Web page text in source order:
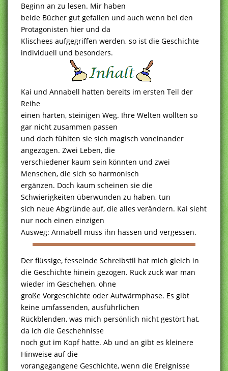
Beginn an zu lesen. Mir haben
beide Bücher gut gefallen und auch wenn bei den
Protagonisten hier und da
Klischees aufgegriffen werden, so ist die Geschichte
individuell und besonders.
Kai und Annabell hatten bereits im ersten Teil der
Reihe
einen harten, steinigen Weg. Ihre Welten wollten so
gar nicht zusammen passen
und doch fühlten sie sich magisch voneinander
angezogen. Zwei Leben, die
verschiedener kaum sein könnten und zwei
Menschen, die sich so harmonisch
ergänzen. Doch kaum scheinen sie die
Schwierigkeiten überwunden zu haben, tun
sich neue Abgründe auf, die alles verändern. Kai sieht
nur noch einen einzigen
Ausweg: Annabell muss ihn hassen und vergessen.
Der flüssige, fesselnde Schreibstil hat mich gleich in
die Geschichte hinein gezogen. Ruck zuck war man
wieder im Geschehen, ohne
große Vorgeschichte oder Aufwärmphase. Es gibt
keine umfassenden, ausführlichen
Rückblenden, was mich persönlich nicht gestört hat,
da ich die Geschehnisse
noch gut im Kopf hatte. Ab und an gibt es kleinere
Hinweise auf die
vorangegangene Geschichte, wenn die Ereignisse